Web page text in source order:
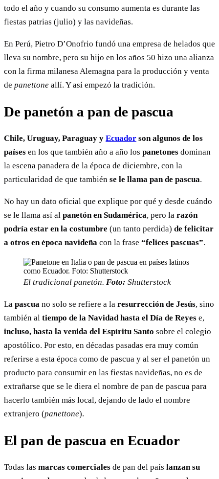
todo el año y cuando su consumo aumenta es durante las
fiestas patrias (julio) y las navideñas.
En Perú, Pietro D’Onofrio fundó una empresa de helados que
lleva su nombre, pero su hijo en los años 50 hizo una alianza
con la firma milanesa Alemagna para la producción y venta
de panettone allí. Y así empezó la tradición.
De panetón a pan de pascua
Chile, Uruguay, Paraguay y Ecuador son algunos de los
países en los que también año a año los panetones dominan
la escena panadera de la época de diciembre, con la
particularidad de que también se le llama pan de pascua.
No hay un dato oficial que explique por qué y desde cuándo
se le llama así al panetón en Sudamérica, pero la razón
podría estar en la costumbre (un tanto perdida) de felicitar
a otros en época navideña con la frase “felices pascuas”.
El tradicional panetón. Foto: Shutterstock
La pascua no solo se refiere a la resurrección de Jesús, sino
también al tiempo de la Navidad hasta el Día de Reyes e,
incluso, hasta la venida del Espíritu Santo sobre el colegio
apostólico. Por esto, en décadas pasadas era muy común
referirse a esta época como de pascua y al ser el panetón un
producto para consumir en las fiestas navideñas, no es de
extrañarse que se le diera el nombre de pan de pascua para
hacerlo también más local, dejando de lado el nombre
extranjero (panettone).
El pan de pascua en Ecuador
Todas las marcas comerciales de pan del país lanzan su